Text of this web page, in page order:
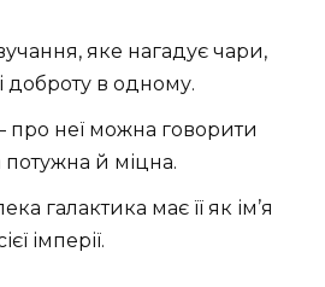
яке нагадує чари,
доброту в одному.
про неї можна говорити
й міцна.
галактика має її як ім’я
імперії.